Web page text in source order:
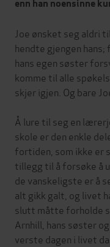
enn han noensinne
Joe ønsket seg aldri
hendte gjengen
hans egen søster
komme til alle
skjer igjen. Og bare
Å lure til seg en
skole er den enkle
fortiden, som ikke er
tillegg til å forsøke å
de vanskeligste er å
alt gikk galt, og livet
slutt måtte forholde
Arnhill, hans søster
verste dagen i livet